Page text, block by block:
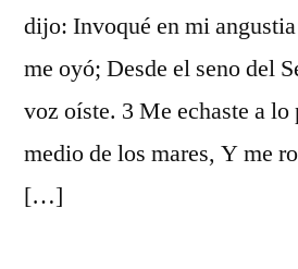
dijo: Invoqué en mi
me oyó; Desde el seno del
voz oíste. 3 Me echaste a
medio de los mares, Y me
[…]